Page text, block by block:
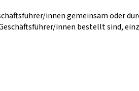
innen gemeinsam oder
innen bestellt sind,